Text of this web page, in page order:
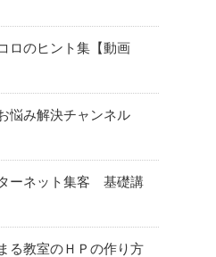
ロのヒント集【動画
悩み解決チャンネル
ーネット集客 基礎講
る教室のＨＰの作り方